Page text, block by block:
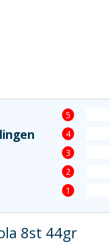
5
4
3
2
1
8st 44gr